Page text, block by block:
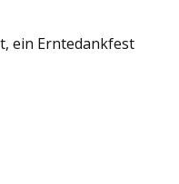
ein Erntedankfest